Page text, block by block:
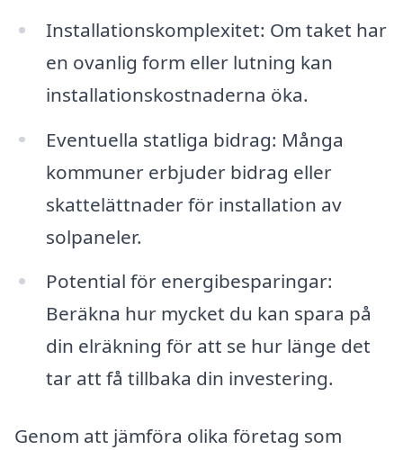
Installationskomplexitet: Om taket har
en ovanlig form eller lutning kan
installationskostnaderna öka.
Eventuella statliga bidrag: Många
kommuner erbjuder bidrag eller
skattelättnader för installation av
solpaneler.
Potential för energibesparingar:
Beräkna hur mycket du kan spara på
din elräkning för att se hur länge det
tar att få tillbaka din investering.
Genom att jämföra olika företag som